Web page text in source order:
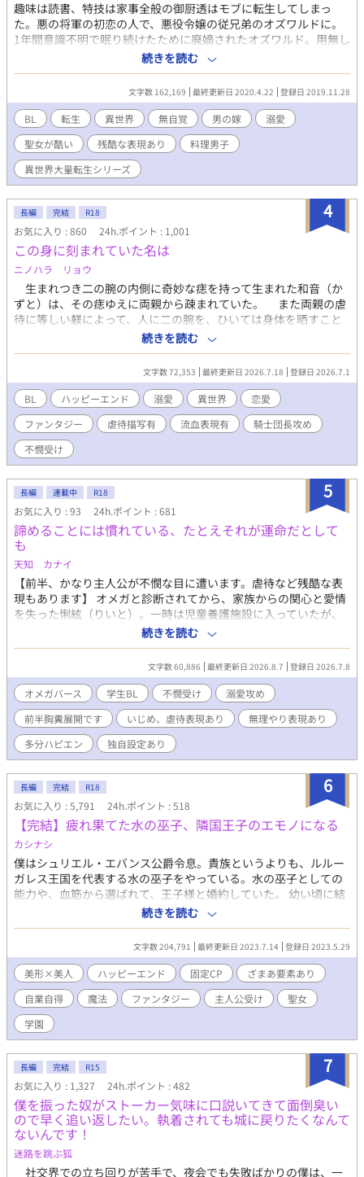
趣味は読書、特技は家事全般の御厨透はモブに転生してしまっ
た。悪の将軍の初恋の人で、悪役令嬢の従兄弟のオズワルドに。
1年間意識不明で眠り続けたために廃嫡されたオズワルド。用無し
と蔑まれ、虐待される従姉妹のルクレツィアを救うには、悪の将
軍(予定)の王弟殿下と結婚するしかないらしい。…は？それって
どこのボーイズラブ ？ 物静かな溺愛系王弟×大人しくやらかす体
弱い系転生者。基本淡々とした話ですが、仄暗かったり、残酷な
表現もあります。たまに料理回があります。 R-18はタイトルに※
印が付いてます。読み飛ばしても話は繋がります。でもエロあん
まりないです。1話が超短いです。
続きを読む
文字数 162,169 最終更新日 2020.4.22 登録日 2019.11.28
BL 転生 異世界 無自覚 男の嫁
溺愛
聖女が酷い
残酷な表現あり
料理男子
異世界大量転生シリーズ
4
長編 完結 R18
お気に入り : 860 24h.ポイント : 1,001
この身に刻まれていた名は
ニノハラ リョウ
生まれつき二の腕の内側に奇妙な痣を持って生まれた和音（か
ずと）は、その痣ゆえに両親から疎まれていた。 また両親の虐
待に等しい躾によって、人に二の腕を、ひいては身体を晒すこと
に嫌悪にも似た苦手意識を持ってしまう。その結果、学生生活す
らもうまくいっていなかった。 ある雨の日、乱暴な運転をする
車が跳ね上げた雨水に何故か飲み込まれてしまう。 気が付けば
そこには見覚えのない光景が広がっていた。 異世界だと認識す
る間もなく、和音は逆境に曝される。親切な商人に拾われた和音
は、自らの二の腕にある痣がこの国の文字だということを知る。
その文字が示すのはこの国で英雄と称えられている騎士団長の
名だということも。そして……この世界では運命の相手の名が身
体に浮かび上がる世界であるということも。 運命に導かれた二
部残酷な表現があります。
続きを読む
文字数 72,353 最終更新日 2026.7.18 登録日 2026.7.1
BL ハッピーエンド 溺愛 異世界
恋愛
ファンタジー
虐待描写有 流血表現有
騎士団長攻め
不憫受け
5
長編 連載中 R18
お気に入り : 93 24h.ポイント : 681
諦めることには慣れている、たとえそれが運命だとして
も
天知 カナイ
【前半、かなり主人公が不憫な目に遭います。虐待など残酷な表
現もあります】 オメガと診断されてから、家族からの関心と愛情
を失った悧絃（りいと）。一時は児童養護施設に入っていたが、
運命の番である隆司（りゅうじ）の父にひきとられ、その家で生
活することになる。しかし隆司は悧絃に関心を示さず、悪態をつ
くだけだった。中高一貫の学校に何とか入学し、日々を生き延び
ようとする悧絃だったが‥ 最終的にはハッピーエンドに向かう、
予定です。色々しんどい表現もありますので、心強い状態の時に
お読みください。オメガバースの設定をお借りしていますが、一
部独自設定があります。 ＊他サイトにも掲載しています。
続きを読む
文字数 60,886 最終更新日 2026.8.7 登録日 2026.7.8
オメガバース 学生BL 不憫受け
溺愛攻め
前半胸糞展開です
いじめ、虐待表現あり
無理やり表現あり
多分ハピエン
独自設定あり
6
長編 完結 R18
お気に入り : 5,791 24h.ポイント : 518
【完結】疲れ果てた水の巫子、隣国王子のエモノになる
カシナシ
僕はシュリエル・エバンス公爵令息。貴族というよりも、ルルー
ガレス王国を代表する水の巫子をやっている。水の巫子としての
能力や、血筋から選ばれて、王子様と婚約していた。 幼い頃に結
ばれた婚約だが、ディルク殿下に恋をしてから、ずっと自己研鑽
に努めてきた。聖女が現れても、殿下に相応しいのは僕だと、心
の中で言い聞かせるようにしていたが、 殿下の隣には、いつの間
にかローズブロンドの美しい聖女がいた。 なんとかしてかつての
優しい眼差しに戻ってほしいのに、日が経つ毎に状況は悪くな
る。 そんなある日、僕は目を疑うものを見てしまった。 攻め・威
圧系美形 受け・浮世離れ系美人 （HOTランキング最高３位、頂き
ました。たくさんの閲覧ありがとうございます！） （第12回BL大
賞にて、奨励賞を頂きました。たくさんの応援、ありがとうござ
甘々になっていきます ※本編６０話（約16万字）＋番外編数話く
らい ※残酷描写あります ※ R18は後半に
続きを読む
文字数 204,791 最終更新日 2023.7.14 登録日 2023.5.29
美形×美人 ハッピーエンド 固定CP
ざまあ要素あり
自業自得
魔法 ファンタジー 主人公受け
聖女
学園
7
長編 完結 R15
お気に入り : 1,327 24h.ポイント : 482
僕を振った奴がストーカー気味に口説いてきて面倒臭い
ので早く追い返したい。執着されても城に戻りたくなんて
ないんです！
迷路を跳ぶ狐
社交界での立ち回りが苦手で、夜会でも失敗ばかりの僕は、一